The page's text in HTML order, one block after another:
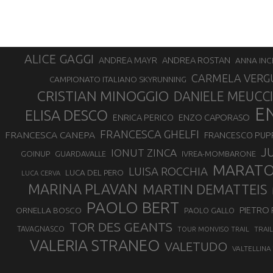
ALICE GAGGI ANDREA MAYR ANDREA ROSTAN ANNA
CAMPIONATO ITALIANO SKYRUNNING CARMELA
CRISTIAN MINOGGIO DANIELE MEUCCI
ELISA DESCO ENRICA PERICO ENZO CAPORASO
FRANCESCA CANEPA FRANCESCA GHELFI FRANCESCO
GOINUP GUARDAVALLE IONUT ZINCA IVREA-MOMBARONE
LUCA CERVA LUCA DEL PERO LUISA ROCCHIA
MARINA PLAVAN MARTIN DEMATTEIS
ORNELLA BOSCO PAOLO BERT PAOLO GALLO PIETRO
TAVAGNASCO TOR DES GEANTS TOUR MONVISO TRAIL
VALERIA STRANEO VALETUDO VALTELLINA